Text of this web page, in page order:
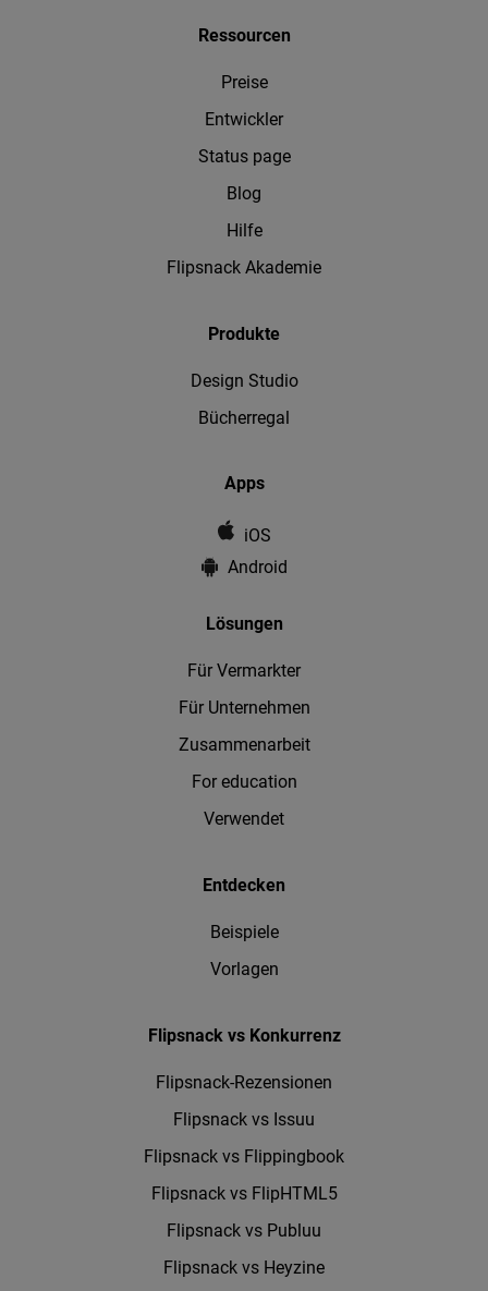
Ressourcen
Preise
Entwickler
Status page
Blog
Hilfe
Flipsnack Akademie
Produkte
Design Studio
Bücherregal
Apps
iOS
Android
Lösungen
Für Vermarkter
Für Unternehmen
Zusammenarbeit
For education
Verwendet
Entdecken
Beispiele
Vorlagen
Flipsnack vs Konkurrenz
Flipsnack-Rezensionen
Flipsnack vs Issuu
Flipsnack vs Flippingbook
Flipsnack vs FlipHTML5
Flipsnack vs Publuu
Flipsnack vs Heyzine